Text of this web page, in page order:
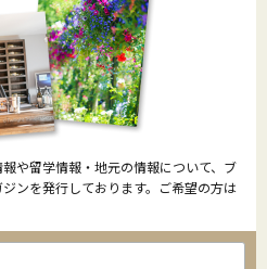
や留学情報・地元の情報について、ブ
ンを発行しております。ご希望の方は